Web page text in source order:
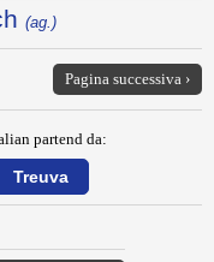
(ag.)
Pagina successiva ›
partend da: